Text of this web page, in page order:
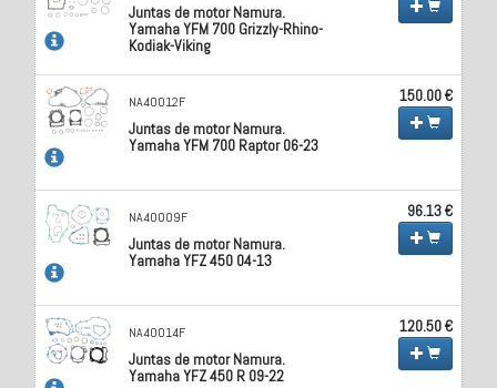
Juntas de motor Namura.
Yamaha YFM 700 Grizzly-Rhino-
Kodiak-Viking
NA40012F
Juntas de motor Namura.
Yamaha YFM 700 Raptor 06-23
150.00 €
NA40009F
Juntas de motor Namura.
Yamaha YFZ 450 04-13
96.13 €
NA40014F
Juntas de motor Namura.
Yamaha YFZ 450 R 09-22
120.50 €